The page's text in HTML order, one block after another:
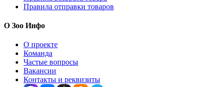
Правила отправки товаров
О Зоо Инфо
О проекте
Команда
Частые вопросы
Вакансии
Контакты и реквизиты